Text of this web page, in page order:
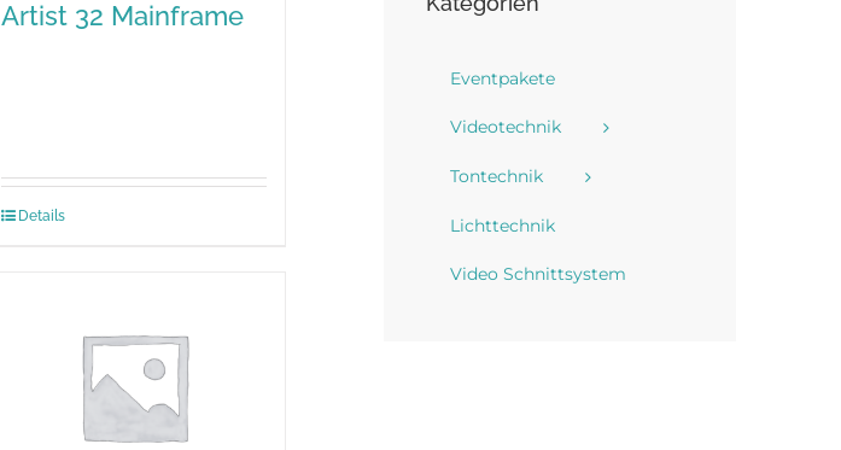
Artist 32 Mainframe
Details
Eventpakete
Videotechnik
Tontechnik
Lichttechnik
Video Schnittsystem